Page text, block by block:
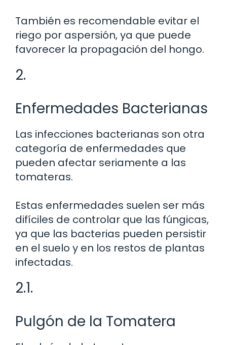
También es recomendable evitar el
riego por aspersión, ya que puede
favorecer la propagación del hongo.
2.
Enfermedades Bacterianas
Las infecciones bacterianas son otra
categoría de enfermedades que
pueden afectar seriamente a las
tomateras.
Estas enfermedades suelen ser más
difíciles de controlar que las fúngicas,
ya que las bacterias pueden persistir
en el suelo y en los restos de plantas
infectadas.
2.1.
Pulgón de la Tomatera